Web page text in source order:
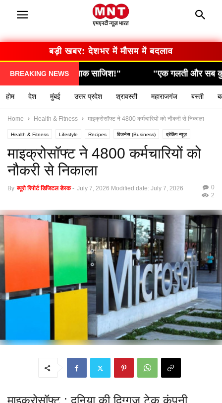
बड़ी खबर: सरकार का बड़ा फैसला
BREAKING NEWS
"एक गलती और सब कुछ खत्म… देखिए कैसे हुआ हादसा!"
होम देश मुंबई उत्तर प्रदेश श्रावस्ती महाराजगंज बस्ती
Home Health & Fitness माइक्रोसॉफ्ट ने 4800 कर्मचारियों को नौकरी से निकाला
Health & Fitness Lifestyle Recipes बिजनेस (Business) ब्रेकिंग न्यूज़
मनोरंजन (Entertainment) राशिफल / ज्योतिष स्वास्थ्य (Health)
माइक्रोसॉफ्ट ने 4800 कर्मचारियों को
नौकरी से निकाला
By ब्यूरो रिपोर्ट डिजिटल डेस्क - July 7, 2026 Modified date: July 7, 2026
0
2